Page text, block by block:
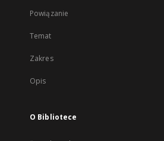
Powiązanie
Temat
Zakres
Opis
O Bibliotece